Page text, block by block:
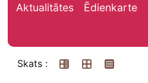
Aktualitātes Ēdienkarte
Skats :